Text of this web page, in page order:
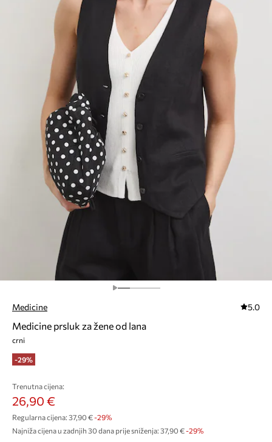
Medicine 5.0
Medicine prsluk za žene od lana
crni
-29%
Trenutna cijena:
26,90 €
Regularna cijena: 37,90 €-29%
Najniža cijena u zadnjih 30 dana prije sniženja: 37,90 € -29%